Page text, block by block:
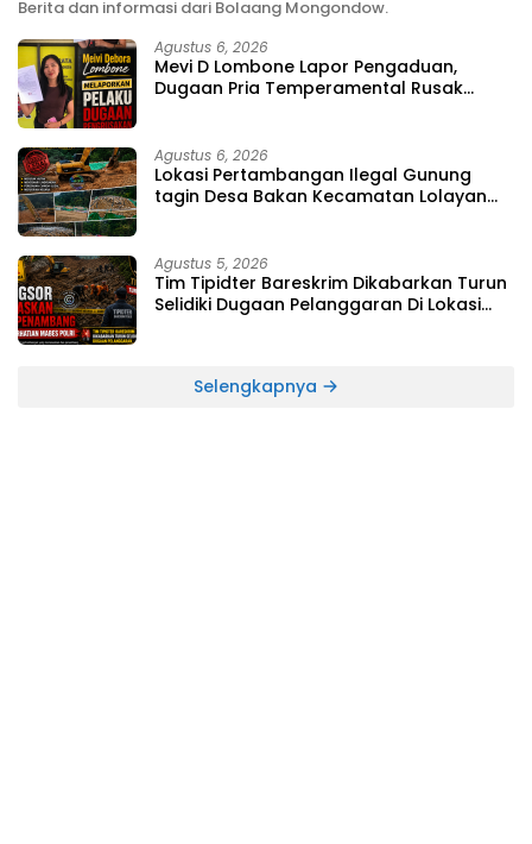
Berita dan informasi dari Bolaang Mongondow.
Agustus 6, 2026
Mevi D Lombone Lapor Pengaduan,
Dugaan Pria Temperamental Rusak
Agustus 6, 2026
Lokasi Pertambangan Ilegal Gunung
tagin Desa Bakan Kecamatan Lolayan
TIPEDTER MABES POLRI
Agustus 5, 2026
Tim Tipidter Bareskrim Dikabarkan Turun
Selidiki Dugaan Pelanggaran Di Lokasi
Selengkapnya